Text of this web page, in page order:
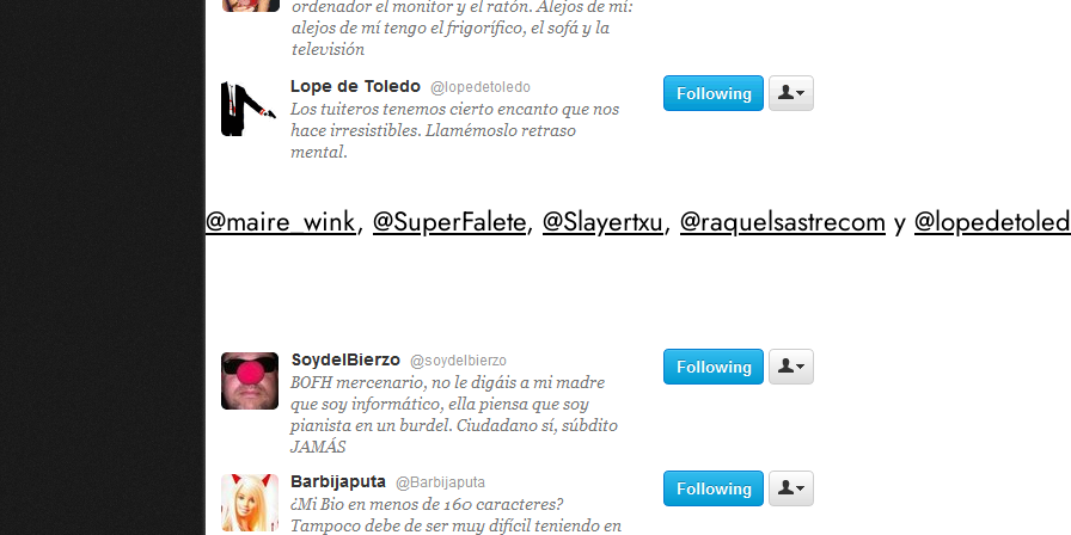
@maire_wink, @SuperFalete, @Slayertxu, @raquelsastrecom y